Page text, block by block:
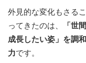
外見的な変化もさる
ってきたのは、
「世
成長したい姿」を調
力です。